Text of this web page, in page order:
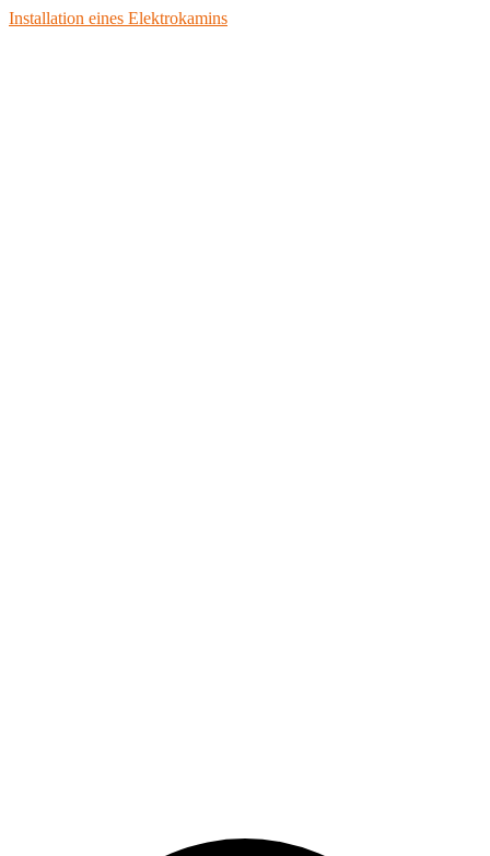
Installation eines Elektrokamins